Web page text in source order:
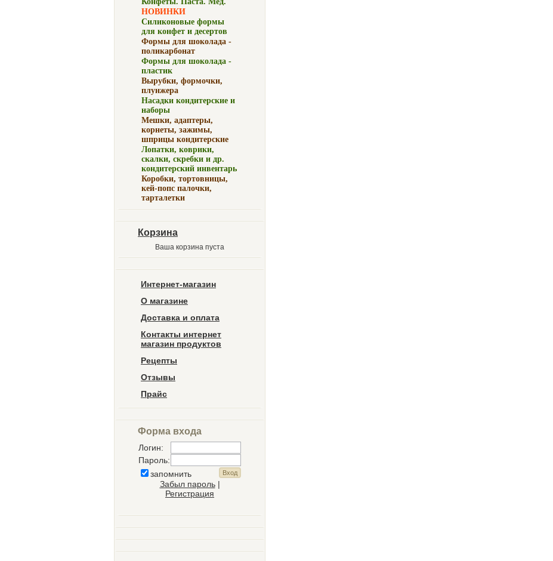
НОВИНКИ
Силиконовые формы
для конфет и десертов
Формы для шоколада -
поликарбонат
Формы для шоколада -
пластик
Вырубки, формочки,
плунжера
Насадки кондитерские и
наборы
Мешки, адаптеры,
корнеты, зажимы,
шприцы кондитерские
Лопатки, коврики,
скалки, скребки и др.
кондитерский инвентарь
Коробки, тортовницы,
кей-попс палочки,
тарталетки
Корзина
Ваша корзина пуста
Интернет-магазин
О магазине
Доставка и оплата
Контакты интернет
магазин продуктов
Рецепты
Отзывы
Прайс
Форма входа
Логин:
Пароль:
запомнить
Забыл пароль|
Регистрация